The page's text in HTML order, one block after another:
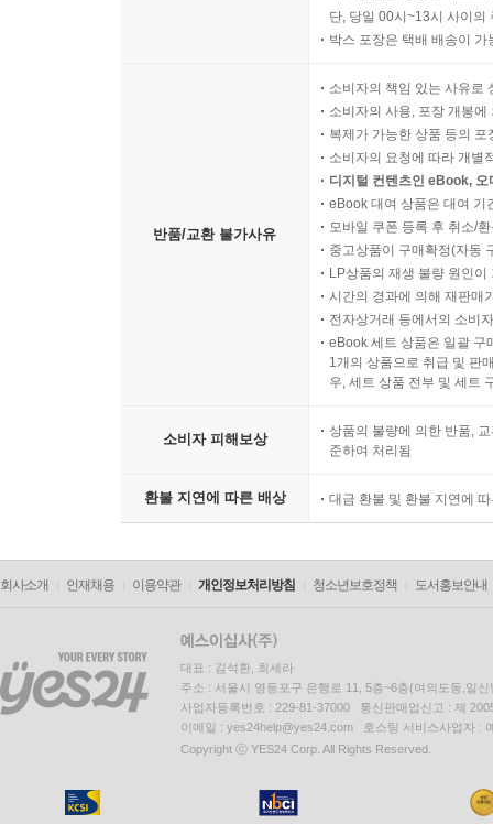
단, 당일 00시~13시 사이의
박스 포장은 택배 배송이
반품/교환 불가사유
소비자의 책임 있는 사유로
소비자의 사용, 포장 개봉
복제가 가능한 상품 등의
소비자의 요청에 따라 개별
디지털 컨텐츠인 eBook,
eBook 대여 상품은 대여 기
모바일 쿠폰 등록 후 취소/
중고상품이 구매확정(자동
LP상품의 재생 불량 원인
시간의 경과에 의해 재판매
전자상거래 등에서의 소비
eBook 세트 상품은 일괄 구
1개의 상품으로 취급 및 판
우, 세트 상품 전부 및 세트
소비자 피해보상
상품의 불량에 의한 반품,
준하여 처리됨
환불 지연에 따른 배상 대금 환불 및 환불 지연에
회사소개 인재채용 이용약관 개인정보처리방침 청소년보호정책 도서홍보안내
대표 : 김석환, 최세라
주소 : 서울시 영등포구 은행로 11, 5층~6층(여의도동,일신
사업자등록번호 : 229-81-37000 통신판매업신고 : 제
이메일 : yes24help@yes24.com 호스팅 서비스사업자 :
Copyright ⓒ YES24 Corp. All Rights Reserved.